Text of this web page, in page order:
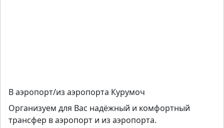
В аэропорт/из аэропорта Курумоч
Организуем для Вас надёжный и комфортный
трансфер в аэропорт и из аэропорта.